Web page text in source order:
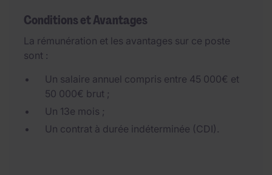
Conditions et Avantages
La rémunération et les avantages sur ce poste
sont :
Un salaire annuel compris entre 45 000€ et
50 000€ brut ;
Un 13e mois ;
Un contrat à durée indéterminée (CDI).